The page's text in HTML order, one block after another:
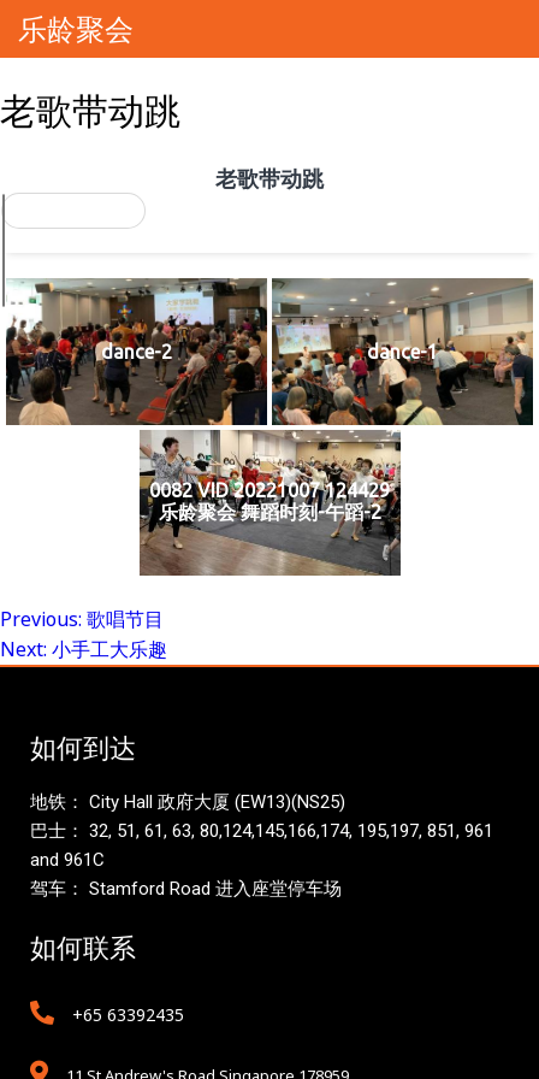
乐龄聚会
老歌带动跳
老歌带动跳
dance-2 dance-1
0082 VID 20221007 124429
乐龄聚会 舞蹈时刻-午蹈-2
Post
Previous: 歌唱节目
Next: 小手工大乐趣
如何到达
地铁： City Hall 政府大厦 (EW13)(NS25)
巴士： 32, 51, 61, 63, 80,124,145,166,174, 195,197, 851, 961
and 961C
驾车： Stamford Road 进入座堂停车场
如何联系
+65 63392435